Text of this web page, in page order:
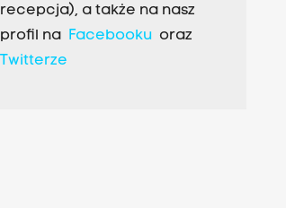
recepcja), a także na nasz
profil na Facebookuoraz
Twitterze